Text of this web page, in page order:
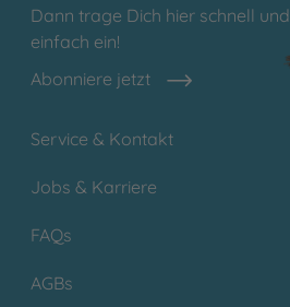
Dann trage Dich hier schnell und
einfach ein!
Abonniere jetzt
Service & Kontakt
Jobs & Karriere
FAQs
AGBs